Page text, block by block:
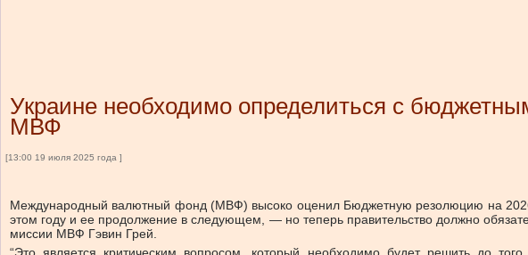
Украине необходимо определиться с
МВФ
[13:00 19 июля 2025 года ]
Международный валютный фонд (МВФ) высоко оценил Бюджетную резолюцию на
этом году и ее продолжение в следующем, — но теперь правительство должно
миссии МВФ Гэвин Грей.